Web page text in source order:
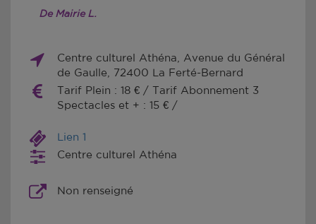
De Mairie L.
Centre culturel Athéna, Avenue du Général
de Gaulle, 72400 La Ferté-Bernard
Tarif Plein : 18 € / Tarif Abonnement 3
Spectacles et + : 15 € /
Lien 1
Centre culturel Athéna
Non renseigné